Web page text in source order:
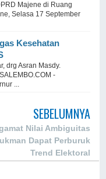
Majene di Ruang
Selasa 17 September
Kesehatan
drg Asran Masdy.
-
...
SEBELUMNYA
Nilai Ambiguitas
Dapat Perburuk
Trend Elektoral